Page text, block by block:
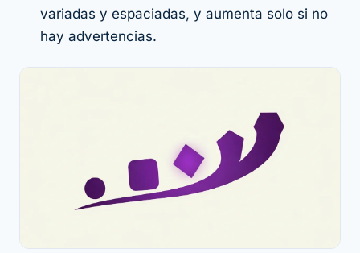
variadas y espaciadas, y aumenta solo si no
hay advertencias.